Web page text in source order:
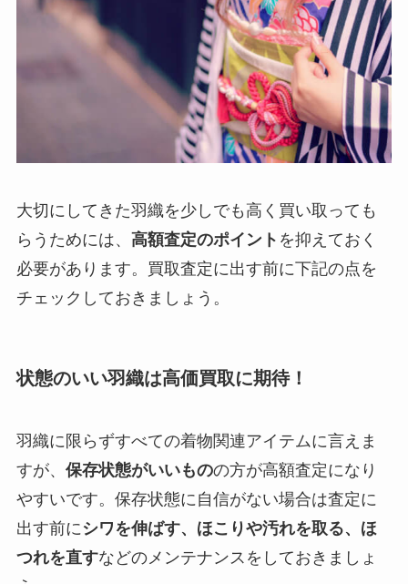
大切にしてきた羽織を少しでも高く買い取っても
らうためには、 高額査定のポイント を抑えておく
必要があります。買取査定に出す前に下記の点を
チェックしておきましょう。
状態のいい羽織は高価買取に期待！
羽織に限らずすべての着物関連アイテムに言えま
すが、 保存状態がいいものの方が高額査定になり
やすいです。保存状態に自信がない場合は査定に
出す前にシワを伸ばす、ほこりや汚れを取る、ほ
つれを直すなどのメンテナンスをしておきましょ